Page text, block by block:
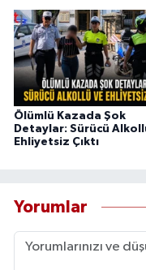
Ölümlü Kazada Şok
Detaylar: Sürücü
Ehliyetsiz Çıktı
Yorumlar